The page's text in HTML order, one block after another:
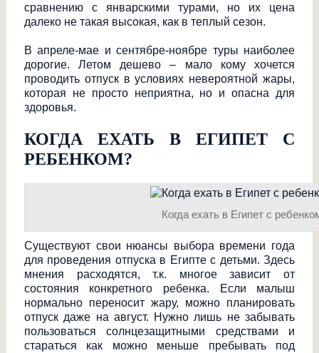
сравнению с январскими турами, но их цена
далеко не такая высокая, как в теплый сезон.
В апреле-мае и сентябре-ноябре туры наиболее
дорогие. Летом дешево – мало кому хочется
проводить отпуск в условиях невероятной жары,
которая не просто неприятна, но и опасна для
здоровья.
КОГДА ЕХАТЬ В ЕГИПЕТ С
РЕБЕНКОМ?
Когда ехать в Египет с
Существуют свои нюансы выбора времени года
для проведения отпуска в Египте с детьми. Здесь
мнения расходятся, т.к. многое зависит от
состояния конкретного ребенка. Если малыш
нормально переносит жару, можно планировать
отпуск даже на август. Нужно лишь не забывать
пользоваться солнцезащитными средствами и
стараться как можно меньше пребывать под